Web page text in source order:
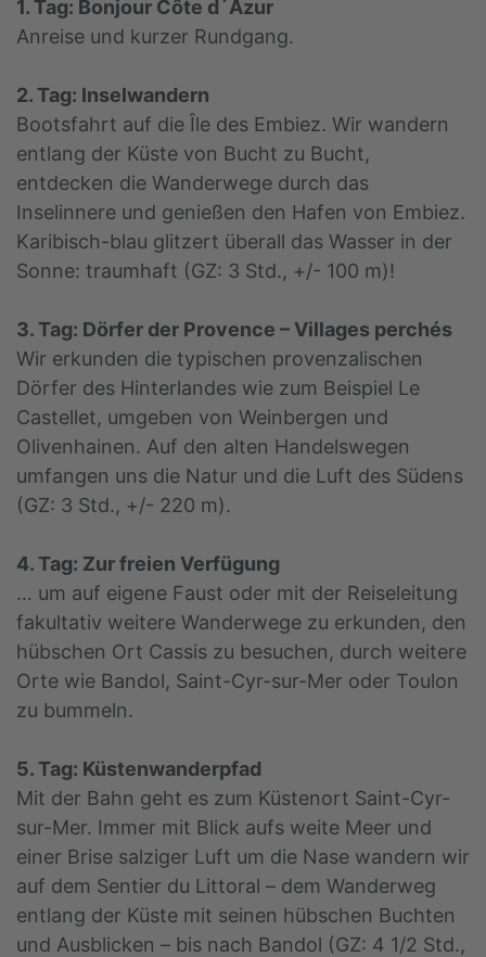
1. Tag: Bonjour Côte d´Azur
Anreise und kurzer Rundgang.
2. Tag: Inselwandern
Bootsfahrt auf die Île des Embiez. Wir wandern
entlang der Küste von Bucht zu Bucht,
entdecken die Wanderwege durch das
Inselinnere und genießen den Hafen von Embiez.
Karibisch-blau glitzert überall das Wasser in der
Sonne: traumhaft (GZ: 3 Std., +/- 100 m)!
3. Tag: Dörfer der Provence – Villages perchés
Wir erkunden die typischen provenzalischen
Dörfer des Hinterlandes wie zum Beispiel Le
Castellet, umgeben von Weinbergen und
Olivenhainen. Auf den alten Handelswegen
umfangen uns die Natur und die Luft des Südens
(GZ: 3 Std., +/- 220 m).
4. Tag: Zur freien Verfügung
… um auf eigene Faust oder mit der Reiseleitung
fakultativ weitere Wanderwege zu erkunden, den
hübschen Ort Cassis zu besuchen, durch weitere
Orte wie Bandol, Saint-Cyr-sur-Mer oder Toulon
zu bummeln.
5. Tag: Küstenwanderpfad
Mit der Bahn geht es zum Küstenort Saint-Cyr-
sur-Mer. Immer mit Blick aufs weite Meer und
einer Brise salziger Luft um die Nase wandern wir
auf dem Sentier du Littoral – dem Wanderweg
entlang der Küste mit seinen hübschen Buchten
und Ausblicken – bis nach Bandol (GZ: 4 1/2 Std.,